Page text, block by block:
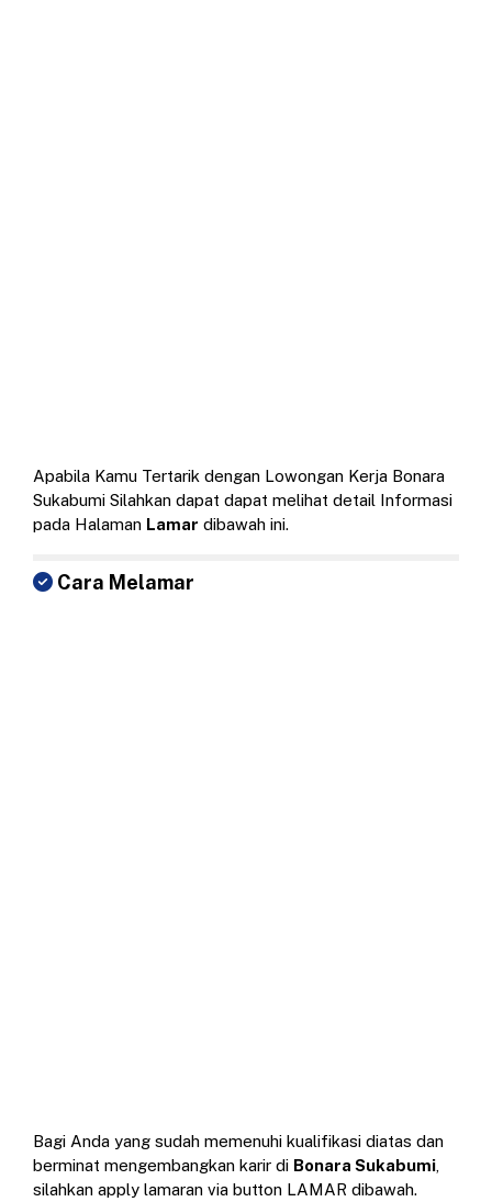
Apabila Kamu Tertarik dengan Lowongan Kerja Bonara
Sukabumi Silahkan dapat dapat melihat detail Informasi
pada Halaman Lamar dibawah ini.
Cara Melamar
Bagi Anda yang sudah memenuhi kualifikasi diatas dan
berminat mengembangkan karir di Bonara Sukabumi,
silahkan apply lamaran via button LAMAR dibawah.